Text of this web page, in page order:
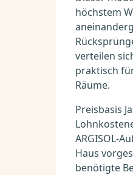
höchstem
verteilen
praktisch
Räume.
Preisbasis
ARGISOL-
Haus
benötigte